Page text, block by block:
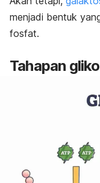
menjadi bentuk
fosfat.
Tahapan